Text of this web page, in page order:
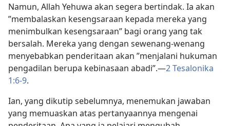
Namun, Allah Yehuwa akan segera bertindak. Ia akan
”membalaskan kesengsaraan kepada mereka yang
menimbulkan kesengsaraan” bagi orang yang tak
bersalah. Mereka yang dengan sewenang-wenang
menyebabkan penderitaan akan ”menjalani hukuman
pengadilan berupa kebinasaan abadi”.​—2 Tesalonika
1:6-9.
Ian, yang dikutip sebelumnya, menemukan jawaban
yang memuaskan atas pertanyaannya mengenai